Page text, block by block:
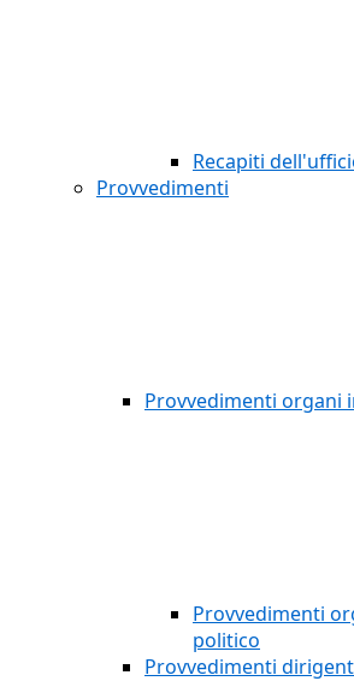
Recapiti
Provvedimenti
Provvedimenti organi
Provvedimenti
politico
Provvedimenti